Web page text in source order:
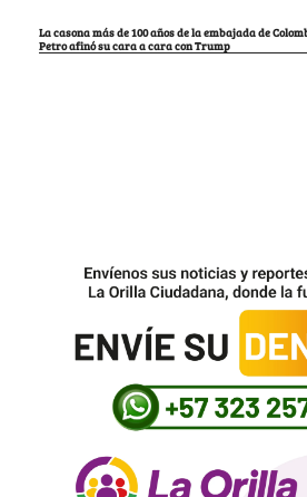
La casona más de 100 años de la embajada de
Petro afinó su cara a cara con Trump